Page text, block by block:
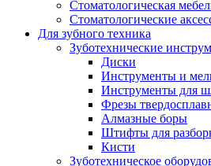
Стоматологическая
Стоматологические
Для зубного техника
Зуботехнические
Диски
Инструменты и
Инструменты для
Фрезы
Алмазные боры
Штифты для
Кисти
Зуботехническое